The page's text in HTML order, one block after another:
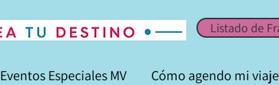
Eventos Especiales MV Cómo agendo mi
Listado de